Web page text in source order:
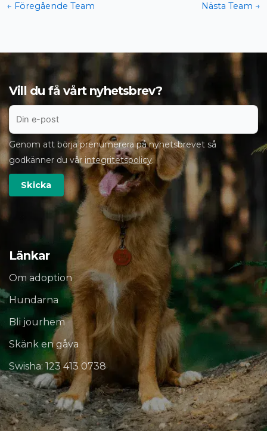
← Föregående Team Nästa Team →
Länkar
Om adoption
Hundarna
Bli jourhem
Skänk en gåva
Swisha: 123 413 0738
Vill du få vårt nyhetsbrev?
Genom att börja prenumerera på nyhetsbrevet så
godkänner du vårintegritetspolicy.